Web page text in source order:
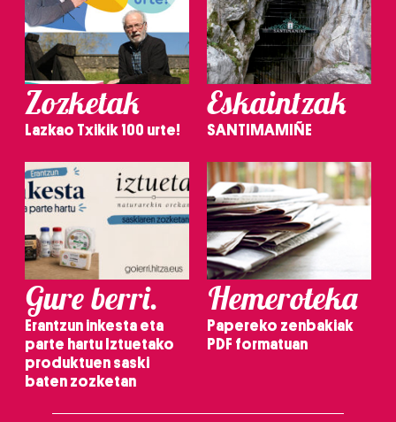
Zozketak
Lazkao Txikik 100 urte!
Eskaintzak
SANTIMAMIÑE
Gure berri.
Erantzun inkesta eta
parte hartu Iztuetako
produktuen saski
baten zozketan
Hemeroteka
Papereko zenbakiak
PDF formatuan